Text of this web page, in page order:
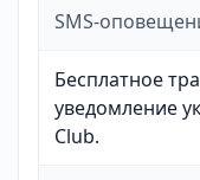
SMS-
Бесплатное
уведомление
Club.